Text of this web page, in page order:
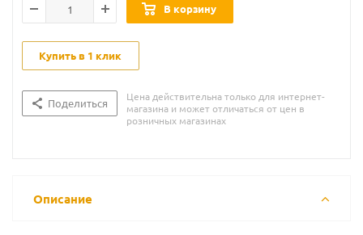
В корзину
Купить в 1 клик
Поделиться
Цена действительна только для интернет-
магазина и может отличаться от цен в
розничных магазинах
Описание